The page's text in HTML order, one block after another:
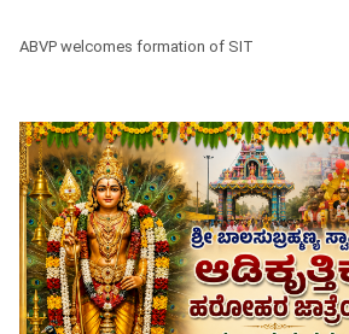
ABVP welcomes formation of SIT